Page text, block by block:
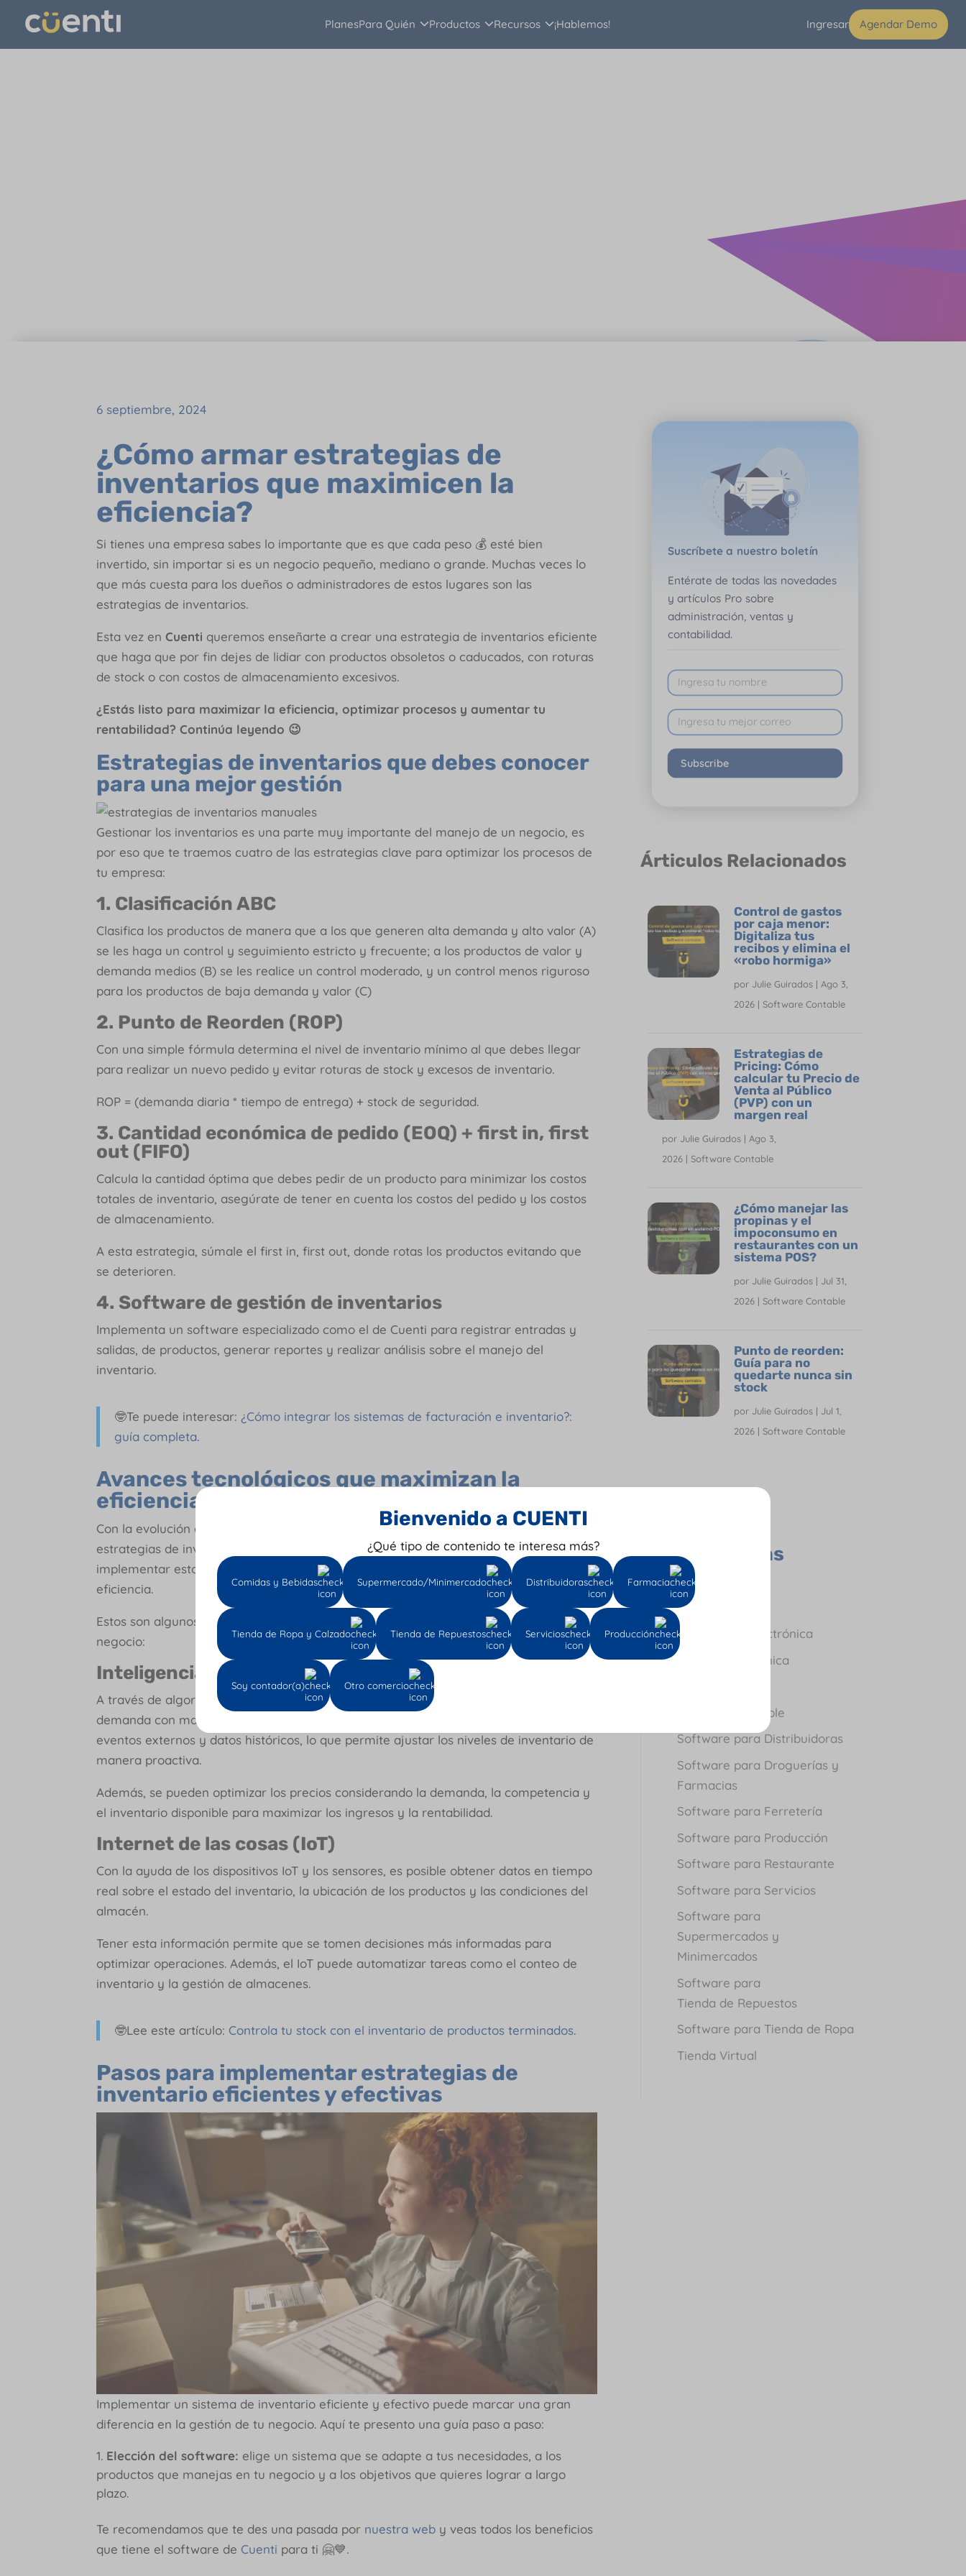
PlanesPara Quién Productos Recursos ¡Hablemos! Ingresar Agendar Demo
6 septiembre, 2024
¿Cómo armar estrategias de
inventarios que maximicen la
eficiencia?
Si tienes una empresa sabes lo importante que es que cada peso 💰 esté bien
invertido, sin importar si es un negocio pequeño, mediano o grande. Muchas veces lo
que más cuesta para los dueños o administradores de estos lugares son las
estrategias de inventarios.
Esta vez enCuenti queremos enseñarte a crear una estrategia de inventarios eficiente
que haga que por fin dejes de lidiar con productos obsoletos o caducados, con roturas
de stock o con costos de almacenamiento excesivos.
¿Estás listo para maximizar la eficiencia, optimizar procesos y aumentar tu
rentabilidad? Continúa leyendo 😉
Estrategias de inventarios que debes conocer
para una mejor gestión
Gestionar los inventarios es una parte muy importante del manejo de un negocio, es
por eso que te traemos cuatro de las estrategias clave para optimizar los procesos de
tu empresa:
1. Clasificación ABC
Clasifica los productos de manera que a los que generen alta demanda y alto valor (A)
se les haga un control y seguimiento estricto y frecuente; a los productos de valor y
demanda medios (B) se les realice un control moderado, y un control menos riguroso
para los productos de baja demanda y valor (C)
2. Punto de Reorden (ROP)
Con una simple fórmula determina el nivel de inventario mínimo al que debes llegar
para realizar un nuevo pedido y evitar roturas de stock y excesos de inventario.
ROP = (demanda diaria * tiempo de entrega) + stock de seguridad.
3. Cantidad económica de pedido (EOQ) + first in, first
out (FIFO)
Calcula la cantidad óptima que debes pedir de un producto para minimizar los costos
totales de inventario, asegúrate de tener en cuenta los costos del pedido y los costos
de almacenamiento.
A esta estrategia, súmale el first in, first out, donde rotas los productos evitando que
se deterioren.
4. Software de gestión de inventarios
Implementa un software especializado como el de Cuenti para registrar entradas y
salidas, de productos, generar reportes y realizar análisis sobre el manejo del
inventario.
🤓Te puede interesar: ¿Cómo integrar los sistemas de facturación e inventario?:
guía completa.
Avances tecnológicos que maximizan la
eficiencia de las estrategias de inventarios
Con la evolución que vivimos día a día en las herramientas digitales, la creación de
estrategias de inventarios se hace cada vez más fácil. Cuando las empresas deciden
implementar estos avances tecnológicos en sus operaciones, todo se mueve con más
eficiencia.
Estos son algunos de los avances tecnológicos que puedes implementar en tu
negocio:
Inteligencia artificial y machine learning
A través de algoritmos avanzados, estas herramientas han hecho posible predecir la
demanda con mayor exactitud, analizando factores como estacionalidad, tendencias,
eventos externos y datos históricos, lo que permite ajustar los niveles de inventario de
manera proactiva.
Además, se pueden optimizar los precios considerando la demanda, la competencia y
el inventario disponible para maximizar los ingresos y la rentabilidad.
Internet de las cosas (IoT)
Con la ayuda de los dispositivos IoT y los sensores, es posible obtener datos en tiempo
real sobre el estado del inventario, la ubicación de los productos y las condiciones del
almacén.
Tener esta información permite que se tomen decisiones más informadas para
optimizar operaciones. Además, el IoT puede automatizar tareas como el conteo de
inventario y la gestión de almacenes.
🤓Lee este artículo: Controla tu stock con el inventario de productos terminados.
Pasos para implementar estrategias de
inventario eficientes y efectivas
Implementar un sistema de inventario eficiente y efectivo puede marcar una gran
diferencia en la gestión de tu negocio. Aquí te presento una guía paso a paso:
Elección del software: elige un sistema que se adapte a tus necesidades, a los
productos que manejas en tu negocio y a los objetivos que quieres lograr a largo
plazo.
Te recomendamos que te des una pasada por nuestra web y veas todos los beneficios
que tiene el software de Cuenti para ti 🤗💙.
Suscríbete a nuestro boletín
Entérate de todas las novedades
y artículos Pro sobre
administración, ventas y
contabilidad.
Subscribe
Árticulos Relacionados
Control de gastos
por caja menor:
Digitaliza tus
recibos y elimina el
«robo hormiga»
por Julie Guirados| Ago 3,
2026| Software Contable
Estrategias de
Pricing: Cómo
calcular tu Precio de
Venta al Público
(PVP) con un
margen real
por Julie Guirados| Ago 3,
2026| Software Contable
¿Cómo manejar las
propinas y el
impoconsumo en
restaurantes con un
sistema POS?
por Julie Guirados| Jul 31,
2026| Software Contable
Punto de reorden:
Guía para no
quedarte nunca sin
stock
por Julie Guirados| Jul 1,
2026| Software Contable
Categorías
Contador
Empresas
Facturación Electrónica
Nómina Electrónica
Software Contable
Software para Distribuidoras
Software para Droguerías y
Farmacias
Software para Ferretería
Software para Producción
Software para Restaurante
Software para Servicios
Software para
Supermercados y
Minimercados
Software para
Tienda de Repuestos
Software para Tienda de Ropa
Tienda Virtual
Bienvenido a CUENTI
¿Qué tipo de contenido te interesa más?
Comidas y Bebidas Supermercado/Minimercado Distribuidoras Farmacia
Tienda de Ropa y Calzado Tienda de Repuestos Servicios Producción
Soy contador(a) Otro comercio